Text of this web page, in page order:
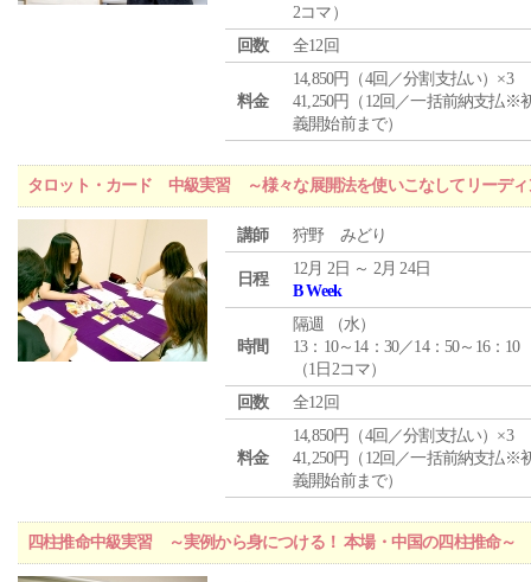
2コマ）
回数
全12回
料金
14,850円（4回／分割支払い）×3
41,250円（12回／一括前納支払※
義開始前まで）
タロット・カード 中級実習 ～様々な展開法を使いこなしてリーディ
講師 狩野 みどり
日程
12月 2日 ～ 2月 24日
B Week
時間
隔週 （水）
13：10～14：30／14：50～16：10
（1日2コマ）
回数
全12回
料金
14,850円（4回／分割支払い）×3
41,250円（12回／一括前納支払※
義開始前まで）
四柱推命中級実習 ～実例から身につける！ 本場・中国の四柱推命～